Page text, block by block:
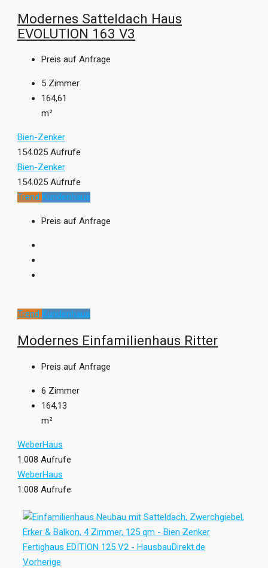
Modernes Satteldach Haus
EVOLUTION 163 V3
Preis auf Anfrage
5 Zimmer
164,61
m²
Bien-Zenker
154.025 Aufrufe
Bien-Zenker
154.025 Aufrufe
Trend Kundenhaus
Preis auf Anfrage
Trend Kundenhaus
Modernes Einfamilienhaus Ritter
Preis auf Anfrage
6 Zimmer
164,13
m²
WeberHaus
1.008 Aufrufe
WeberHaus
1.008 Aufrufe
Vorherige